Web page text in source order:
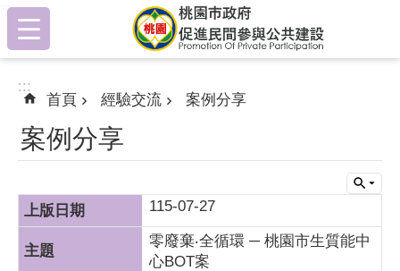
跳到主要內容區塊
:::
:::
首頁 經驗交流 案例分享
案例分享
115-07-27
零廢棄‧全循環 ─ 桃園市生質能中
心BOT案